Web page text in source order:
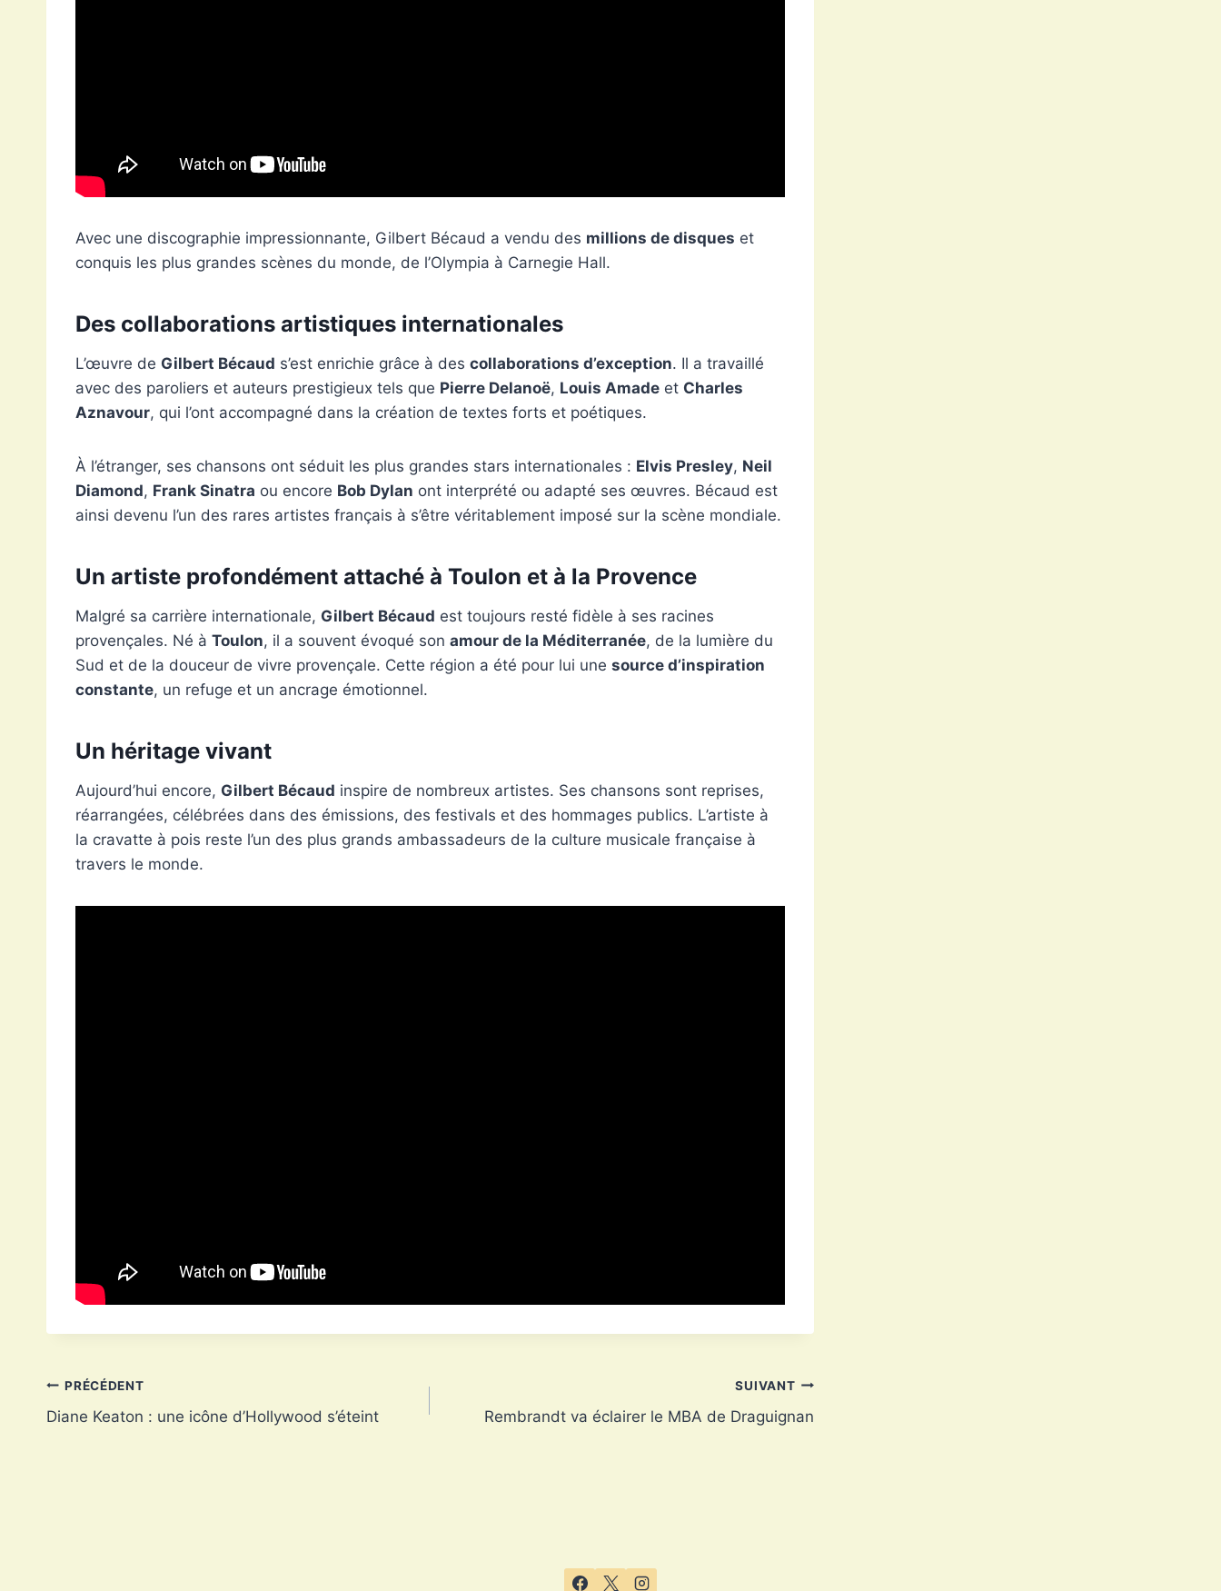
Avec une discographie impressionnante, Gilbert Bécaud a vendu des millions de disques et
conquis les plus grandes scènes du monde, de l’Olympia à Carnegie Hall.
Des collaborations artistiques internationales
L’œuvre de Gilbert Bécaud s’est enrichie grâce à des collaborations d’exception. Il a travaillé
avec des paroliers et auteurs prestigieux tels que Pierre Delanoë, Louis Amade et Charles
Aznavour, qui l’ont accompagné dans la création de textes forts et poétiques.
À l’étranger, ses chansons ont séduit les plus grandes stars internationales : Elvis Presley, Neil
Diamond, Frank Sinatra ou encore Bob Dylan ont interprété ou adapté ses œuvres. Bécaud est
ainsi devenu l’un des rares artistes français à s’être véritablement imposé sur la scène mondiale.
Un artiste profondément attaché à Toulon et à la Provence
Malgré sa carrière internationale, Gilbert Bécaud est toujours resté fidèle à ses racines
provençales. Né à Toulon, il a souvent évoqué son amour de la Méditerranée, de la lumière du
Sud et de la douceur de vivre provençale. Cette région a été pour lui une source d’inspiration
constante, un refuge et un ancrage émotionnel.
Un héritage vivant
Aujourd’hui encore, Gilbert Bécaud inspire de nombreux artistes. Ses chansons sont reprises,
réarrangées, célébrées dans des émissions, des festivals et des hommages publics. L’artiste à
la cravatte à pois reste l’un des plus grands ambassadeurs de la culture musicale française à
travers le monde.
Navigation
de
PRÉCÉDENT
Diane Keaton : une icône d’Hollywood s’éteint
SUIVANT
Rembrandt va éclairer le MBA de Draguignan